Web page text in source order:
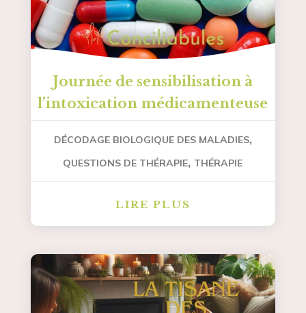
Journée de sensibilisation à
l’intoxication médicamenteuse
DÉCODAGE BIOLOGIQUE DES MALADIES,
QUESTIONS DE THÉRAPIE, THÉRAPIE
LIRE PLUS